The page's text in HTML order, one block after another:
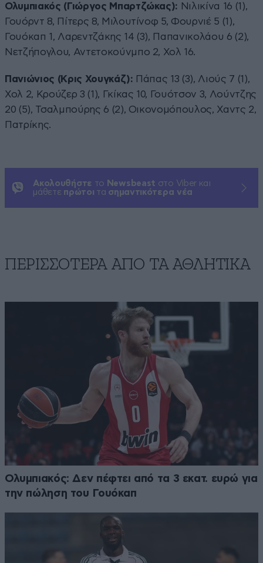
Ολυμπιακός (Γιώργος Μπαρτζώκας): Νιλικίνα 16 (1),
Γουόρντ 8, Πίτερς 8, Μιλουτίνοφ 5, Φουρνιέ 5 (1),
Γουόκαπ 1, Λαρεντζάκης 14 (3), Παπανικολάου 6 (2),
Νετζήπογλου, Αντετοκούνμπο 2, Χολ 16.
Πανιώνιος (Κρις Χουγκάζ): Πάπας 13 (3), Λιούς 7 (1),
Χολ 2, Κρούζερ 3 (1), Γκίκας 10, Γουότσον 3, Λούντζης
20 (5), Τσαλμπούρης 6 (2), Οικονομόπουλος, Χαντς 2,
Πατρίκης.
Ακολουθήστε το Newsbeast στο Viber και
μάθετε πρώτοι τα σημαντικότερα νέα
ΠΕΡΙΣΣΟΤΕΡΑ ΑΠΟ ΤA ΑΘΛΗΤΙΚΑ
Ολυμπιακός: Δεν πέφτει από τα 3 εκατ. ευρώ για
την πώληση του Γουόκαπ